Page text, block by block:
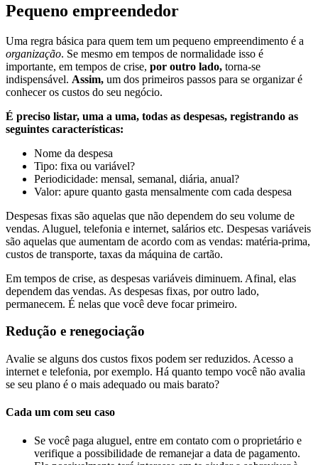
Pequeno empreendedor
Uma regra básica para quem tem um pequeno empreendimento é a
organização. Se mesmo em tempos de normalidade isso é
importante, em tempos de crise, por outro lado, torna-se
indispensável. Assim, um dos primeiros passos para se organizar é
conhecer os custos do seu negócio.
É preciso listar, uma a uma, todas as despesas, registrando as
seguintes características:
Nome da despesa
Tipo: fixa ou variável?
Periodicidade: mensal, semanal, diária, anual?
Valor: apure quanto gasta mensalmente com cada despesa
Despesas fixas são aquelas que não dependem do seu volume de
vendas. Aluguel, telefonia e internet, salários etc. Despesas variáveis
são aquelas que aumentam de acordo com as vendas: matéria-prima,
custos de transporte, taxas da máquina de cartão.
Em tempos de crise, as despesas variáveis diminuem. Afinal, elas
dependem das vendas. As despesas fixas, por outro lado,
permanecem. É nelas que você deve focar primeiro.
Redução e renegociação
Avalie se alguns dos custos fixos podem ser reduzidos. Acesso a
internet e telefonia, por exemplo. Há quanto tempo você não avalia
se seu plano é o mais adequado ou mais barato?
Cada um com seu caso
Se você paga aluguel, entre em contato com o proprietário e
verifique a possibilidade de remanejar a data de pagamento.